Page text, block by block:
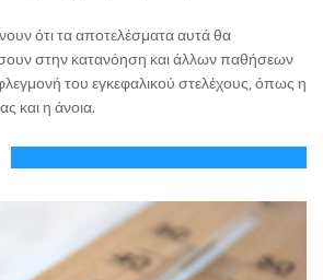
ότι τα αποτελέσματα αυτά θα
στην κατανόηση και άλλων παθήσεων
του εγκεφαλικού στελέχους, όπως η
και η άνοια.